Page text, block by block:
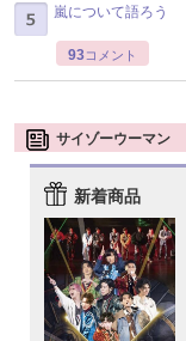
嵐について語ろう
93コメント
サイゾーウーマン
新着商品